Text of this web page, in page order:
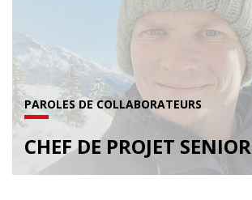
PAROLES DE COLLABORATEURS
CHEF DE PROJET SENIOR